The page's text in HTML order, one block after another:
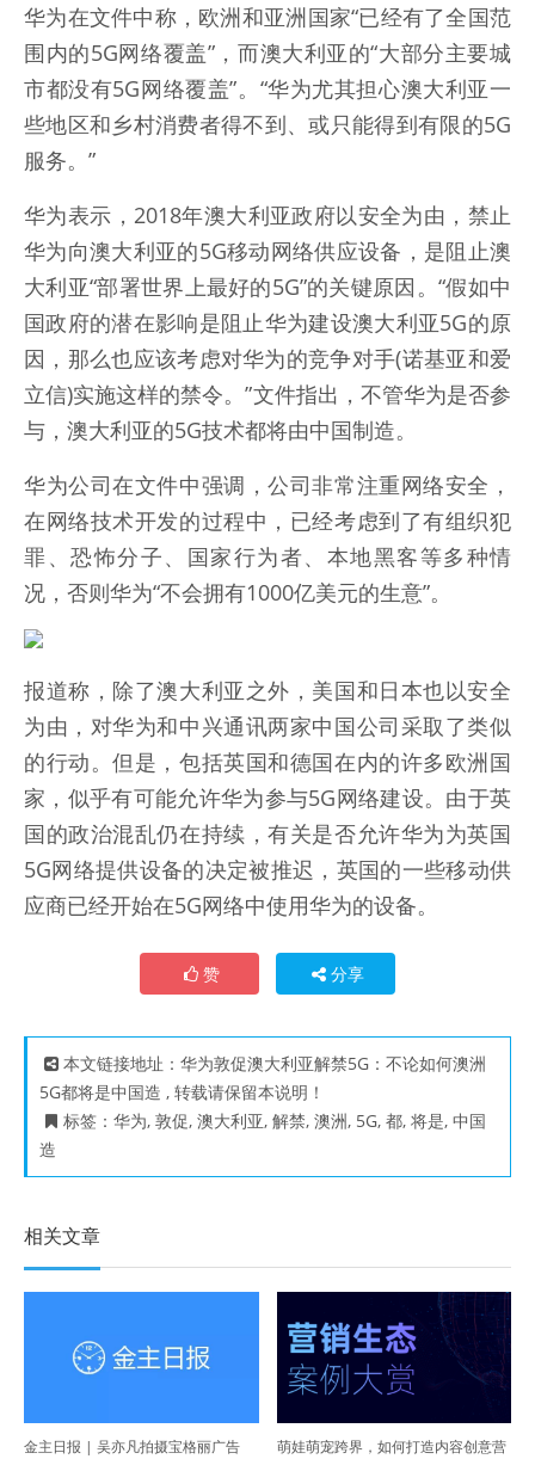
华为在文件中称，欧洲和亚洲国家“已经有了全国范
围内的5G网络覆盖”，而澳大利亚的“大部分主要城
市都没有5G网络覆盖”。“华为尤其担心澳大利亚一
些地区和乡村消费者得不到、或只能得到有限的5G
服务。”
华为表示，2018年澳大利亚政府以安全为由，禁止
华为向澳大利亚的5G移动网络供应设备，是阻止澳
大利亚“部署世界上最好的5G”的关键原因。“假如中
国政府的潜在影响是阻止华为建设澳大利亚5G的原
因，那么也应该考虑对华为的竞争对手(诺基亚和爱
立信)实施这样的禁令。”文件指出，不管华为是否参
与，澳大利亚的5G技术都将由中国制造。
华为公司在文件中强调，公司非常注重网络安全，
在网络技术开发的过程中，已经考虑到了有组织犯
罪、恐怖分子、国家行为者、本地黑客等多种情
况，否则华为“不会拥有1000亿美元的生意”。
报道称，除了澳大利亚之外，美国和日本也以安全
为由，对华为和中兴通讯两家中国公司采取了类似
的行动。但是，包括英国和德国在内的许多欧洲国
家，似乎有可能允许华为参与5G网络建设。由于英
国的政治混乱仍在持续，有关是否允许华为为英国
5G网络提供设备的决定被推迟，英国的一些移动供
应商已经开始在5G网络中使用华为的设备。
赞 分享
本文链接地址： 华为敦促澳大利亚解禁5G：不论如何澳洲
5G都将是中国造 , 转载请保留本说明！
标签： 华为, 敦促, 澳大利亚, 解禁, 澳洲, 5G, 都, 将是, 中国
造
相关文章
金主日报 | 吴亦凡拍摄宝格丽广告 萌娃萌宠跨界，如何打造内容创意营